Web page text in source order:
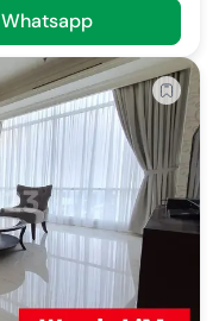
Whatsapp